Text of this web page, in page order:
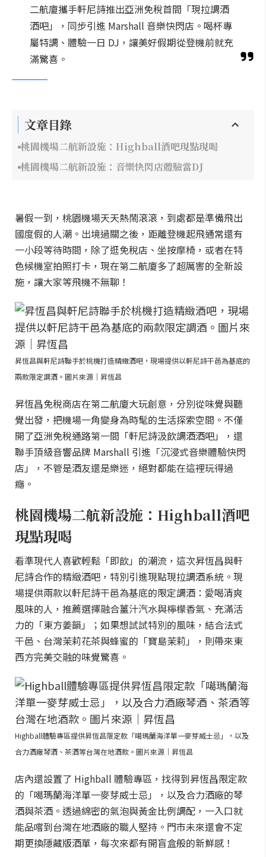
二航廈攜手軒尼詩推出亞洲免稅首間「現拉調酒
酒吧」，同步引進 Marshall 音樂快閃店。喝杯專
屬特調、體驗一日 DJ，讓美好假期從登機前就充
滿驚喜。
文章目錄
桃園機場二航新設施：Highball酒吧現點現喝
桃園機場二航新設施：音樂快閃店體驗當DJ
暑假一到，桃園機場天天熱鬧滾滾，到處都是準備飛出
國度假的人潮。出境過關之後，距離登機起飛通常還有
一小段等待時間，除了逛免稅店、坐按摩椅，或者在特
色候機室拍照打卡，現在第二航廈多了超厲害的全新設
施，讓大家等飛機不無聊！
昇恆昌與軒尼詩聯手於桃機打造精緻酒吧，現場提供以軒尼詩干邑為基底的
兩款限定調酒。圖片來源｜昇恆昌
昇恆昌免稅商店在第二航廈大玩創意，分別從味覺與聽
覺出發，把機場一角變身為時髦的生活探索空間。不僅
開了亞洲免稅通路第一間「軒尼詩汲飲調酒酒吧」，還
聯手頂級音響品牌 Marshall 引進「沉浸式音樂體驗快閃
店」，不管是酒友還是樂迷，絕對都能在這裡玩得過
癮。
桃園機場二航新設施：Highball酒吧
現點現喝
看準現代人喜歡輕鬆「即飲」的潮流，這次昇恆昌與軒
尼詩合作的精緻酒吧，特別引進現點現拉調酒系統。現
場提供兩款以軒尼詩干邑為基底的限定調酒：愛喝清爽
風味的人，推薦選擇融合薑汁汽水與檸檬香氣、充滿活
力的「東方姜韻」；如果想試試特別的風味，結合法式
干邑、台灣茉莉花茶與蜂蜜的「寶島茉莉」，則帶來東
西方完美交融的味覺驚喜。
Highball體驗專區提供昇恆昌限定款「噶瑪蘭海洋單一麥芽威士忌」，以及
合力酒廠琴酒、茶酒等台灣在地酒款。圖片來源｜昇恆昌
店內還設置了 Highball 體驗專區，找得到昇恆昌限定款
的「噶瑪蘭海洋單一麥芽威士忌」，以及合力酒廠的琴
酒與茶酒。透過綿密的氣泡與黃金比例調配，一入口就
能品嚐到台灣在地酒廠的職人堅持。門市未來還會不定
期更換隱藏版酒單，每次來都有開盲盒般的新鮮感！